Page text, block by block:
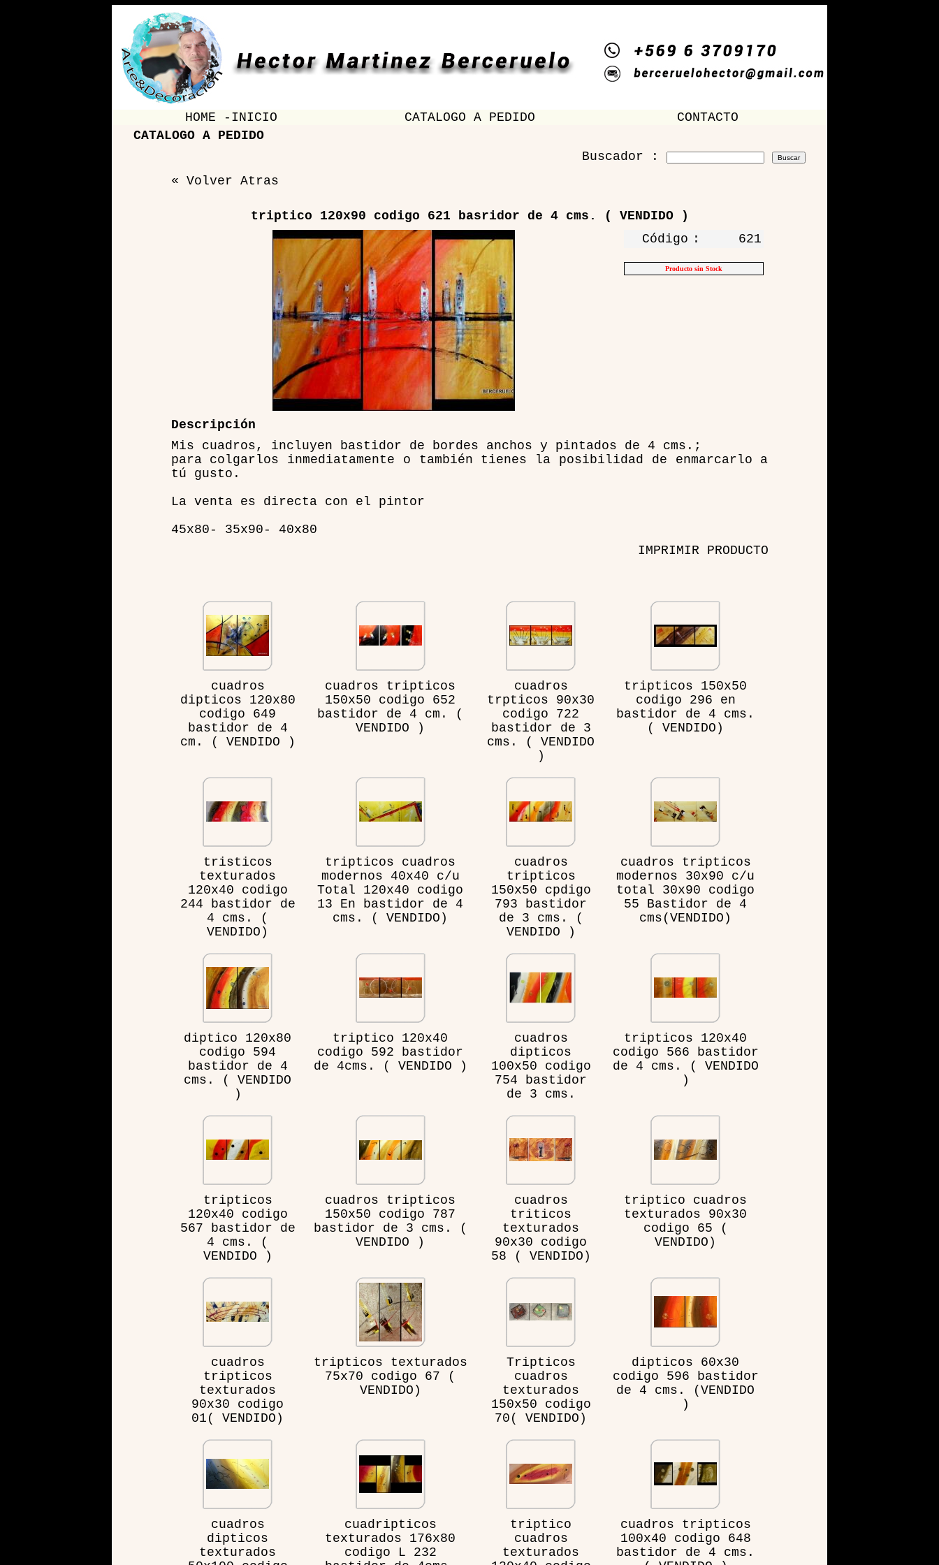
HOME -INICIO CATALOGO A PEDIDO
CONTACTO
CATALOGO A PEDIDO
Buscador :
« Volver Atras
triptico 120x90 codigo 621 basridor de 4 cms. ( VENDIDO )
Código : 621
Producto sin Stock
Descripción
Mis cuadros, incluyen bastidor de bordes anchos y pintados de 4 cms.;
para colgarlos inmediatamente o también tienes la posibilidad de enmarcarlo a
tú gusto.
La venta es directa con el pintor
45x80- 35x90- 40x80
IMPRIMIR PRODUCTO
cuadros
dipticos 120x80
codigo 649
bastidor de 4
cm. ( VENDIDO )
cuadros tripticos
150x50 codigo 652
bastidor de 4 cm. (
VENDIDO )
cuadros
trpticos 90x30
codigo 722
bastidor de 3
cms. ( VENDIDO
)
tripticos 150x50
codigo 296 en
bastidor de 4 cms.
( VENDIDO)
tristicos
texturados
120x40 codigo
244 bastidor de
4 cms. (
VENDIDO)
tripticos cuadros
modernos 40x40 c/u
Total 120x40 codigo
13 En bastidor de 4
cms. ( VENDIDO)
cuadros
tripticos
150x50 cpdigo
793 bastidor
de 3 cms. (
VENDIDO )
cuadros tripticos
modernos 30x90 c/u
total 30x90 codigo
55 Bastidor de 4
cms(VENDIDO)
diptico 120x80
codigo 594
bastidor de 4
cms. ( VENDIDO
)
triptico 120x40
codigo 592 bastidor
de 4cms. ( VENDIDO )
cuadros
dipticos
100x50 codigo
754 bastidor
de 3 cms.
tripticos 120x40
codigo 566 bastidor
de 4 cms. ( VENDIDO
)
tripticos
120x40 codigo
567 bastidor de
4 cms. (
VENDIDO )
cuadros tripticos
150x50 codigo 787
bastidor de 3 cms. (
VENDIDO )
cuadros
triticos
texturados
90x30 codigo
58 ( VENDIDO)
triptico cuadros
texturados 90x30
codigo 65 (
VENDIDO)
cuadros
tripticos
texturados
90x30 codigo
01( VENDIDO)
tripticos texturados
75x70 codigo 67 (
VENDIDO)
Tripticos
cuadros
texturados
150x50 codigo
70( VENDIDO)
dipticos 60x30
codigo 596 bastidor
de 4 cms. (VENDIDO
)
cuadros
dipticos
texturados
cuadripticos
texturados 176x80
codigo L 232
triptico
cuadros
texturados
cuadros tripticos
100x40 codigo 648
bastidor de 4 cms.